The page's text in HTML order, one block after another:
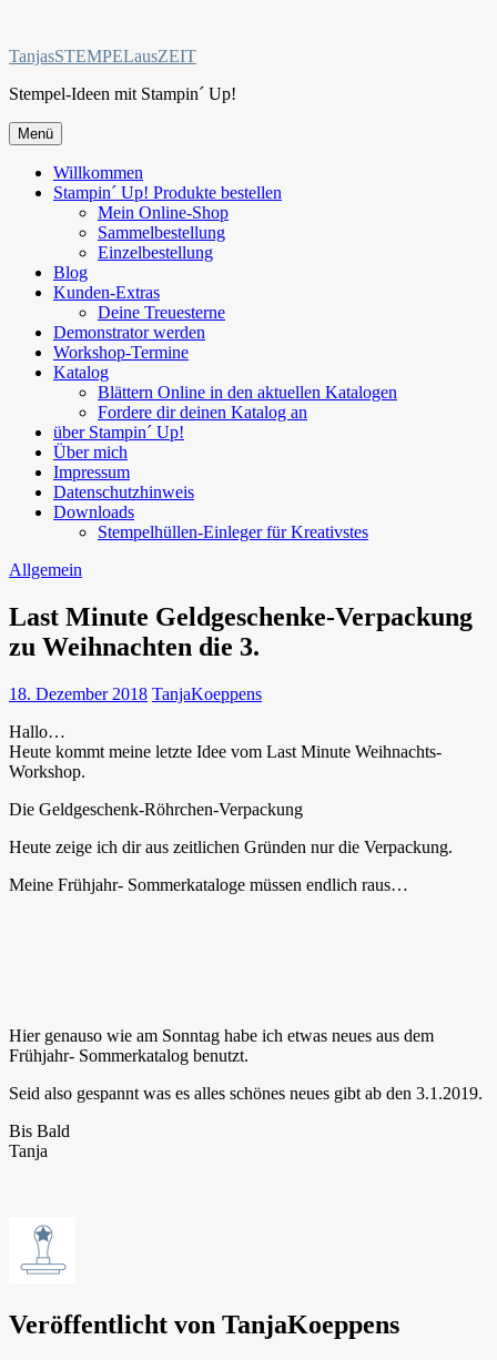
springen
TanjasSTEMPELausZEIT
Stempel-Ideen mit Stampin´ Up!
Menü
Willkommen
Stampin´ Up! Produkte bestellen
Mein Online-Shop
Sammelbestellung
Einzelbestellung
Blog
Kunden-Extras
Deine Treuesterne
Demonstrator werden
Workshop-Termine
Katalog
Blättern Online in den aktuellen Katalogen
Fordere dir deinen Katalog an
über Stampin´ Up!
Über mich
Impressum
Datenschutzhinweis
Downloads
Stempelhüllen-Einleger für Kreativstes
Allgemein
Last Minute Geldgeschenke-Verpackung
zu Weihnachten die 3.
18. Dezember 2018 TanjaKoeppens
Hallo…
Heute kommt meine letzte Idee vom Last Minute Weihnachts-
Workshop.
Die Geldgeschenk-Röhrchen-Verpackung
Heute zeige ich dir aus zeitlichen Gründen nur die Verpackung.
Meine Frühjahr- Sommerkataloge müssen endlich raus…
Hier genauso wie am Sonntag habe ich etwas neues aus dem
Frühjahr- Sommerkatalog benutzt.
Seid also gespannt was es alles schönes neues gibt ab den 3.1.2019.
Bis Bald
Tanja
Veröffentlicht von TanjaKoeppens